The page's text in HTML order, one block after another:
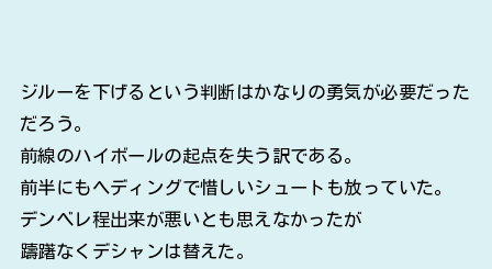
ジルーを下げるという判断はかなりの勇気が必要だった
だろう。
前線のハイボールの起点を失う訳である。
前半にもヘディングで惜しいシュートも放っていた。
デンベレ程出来が悪いとも思えなかったが
躊躇なくデシャンは替えた。